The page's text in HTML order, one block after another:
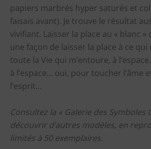
papiers marbrés hyper saturés et
faisais avant). Je trouve le résultat
vivifiant. Laisser la place au « blanc »
une façon de laisser la place à ce qui
toute la Vie qui m’entoure, à
à l’espace… oui, pour toucher l’âme
l’esprit…
Consultez la « Galerie des Symboles
découvrir d’autres modèles, en
limités à 50 exemplaires.